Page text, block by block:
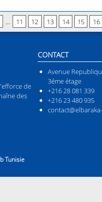
... 11 12 13 14 15 16
de
des
CONTACT
Avenue
3éme étage
+216 28 081 339
+216 23 480 935
Tunisie